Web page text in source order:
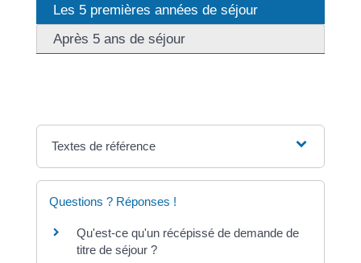
Les 5 premières années de séjour
Après 5 ans de séjour
Textes de référence
Questions ? Réponses !
Qu'est-ce qu'un récépissé de demande de
titre de séjour ?